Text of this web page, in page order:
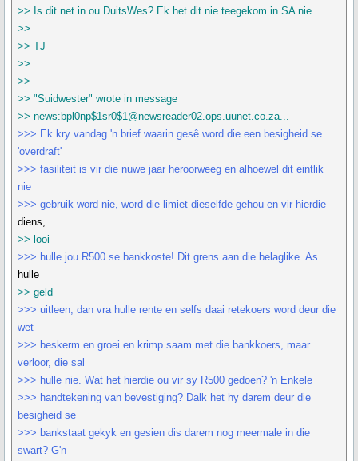
>> Is dit net in ou DuitsWes? Ek het dit nie teegekom in SA nie.
>>
>> TJ
>>
>>
>> "Suidwester" wrote in message
>> news:bpl0np$1sr0$1@newsreader02.ops.uunet.co.za...
>>> Ek kry vandag 'n brief waarin gesê word die een besigheid se
'overdraft'
>>> fasiliteit is vir die nuwe jaar heroorweeg en alhoewel dit eintlik
nie
>>> gebruik word nie, word die limiet dieselfde gehou en vir hierdie
diens,
>> looi
>>> hulle jou R500 se bankkoste! Dit grens aan die belaglike. As
hulle
>> geld
>>> uitleen, dan vra hulle rente en selfs daai retekoers word deur die
wet
>>> beskerm en groei en krimp saam met die bankkoers, maar
verloor, die sal
>>> hulle nie. Wat het hierdie ou vir sy R500 gedoen? 'n Enkele
>>> handtekening van bevestiging? Dalk het hy darem deur die
besigheid se
>>> bankstaat gekyk en gesien dis darem nog meermale in die
swart? G'n